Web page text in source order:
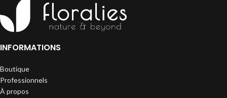
INFORMATIONS
Boutique
Professionnels
À propos